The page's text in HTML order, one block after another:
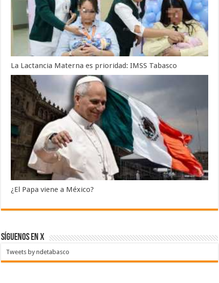
La Lactancia Materna es prioridad: IMSS Tabasco
¿El Papa viene a México?
SÍGUENOS EN X
Tweets by ndetabasco